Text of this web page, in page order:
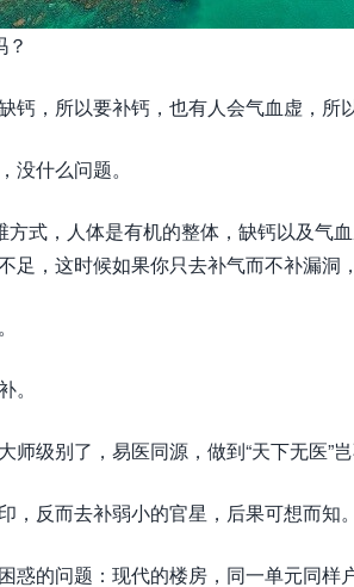
？
钙，所以要补钙，也有人会气血虚，所
没什么问题。
方式，人体是有机的整体，缺钙以及气
足，这时候如果你只去补气而不补漏洞
。
师级别了，易医同源，做到“天下无医”
，反而去补弱小的官星，后果可想而知。
惑的问题：现代的楼房，同一单元同